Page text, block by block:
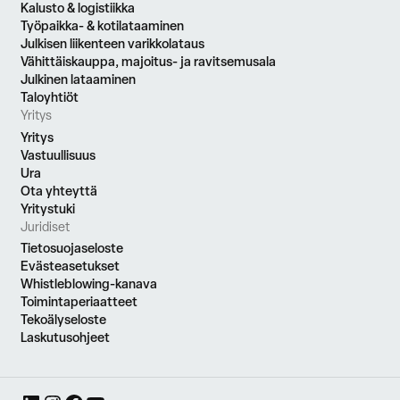
Kalusto & logistiikka
Työpaikka- & kotilataaminen
Julkisen liikenteen varikkolataus
Vähittäiskauppa, majoitus- ja ravitsemusala
Julkinen lataaminen
Taloyhtiöt
Yritys
Yritys
Vastuullisuus
Ura
Ota yhteyttä
Yritystuki
Juridiset
Tietosuojaseloste
Evästeasetukset
Whistleblowing-kanava
Toimintaperiaatteet
Tekoälyseloste
Laskutusohjeet